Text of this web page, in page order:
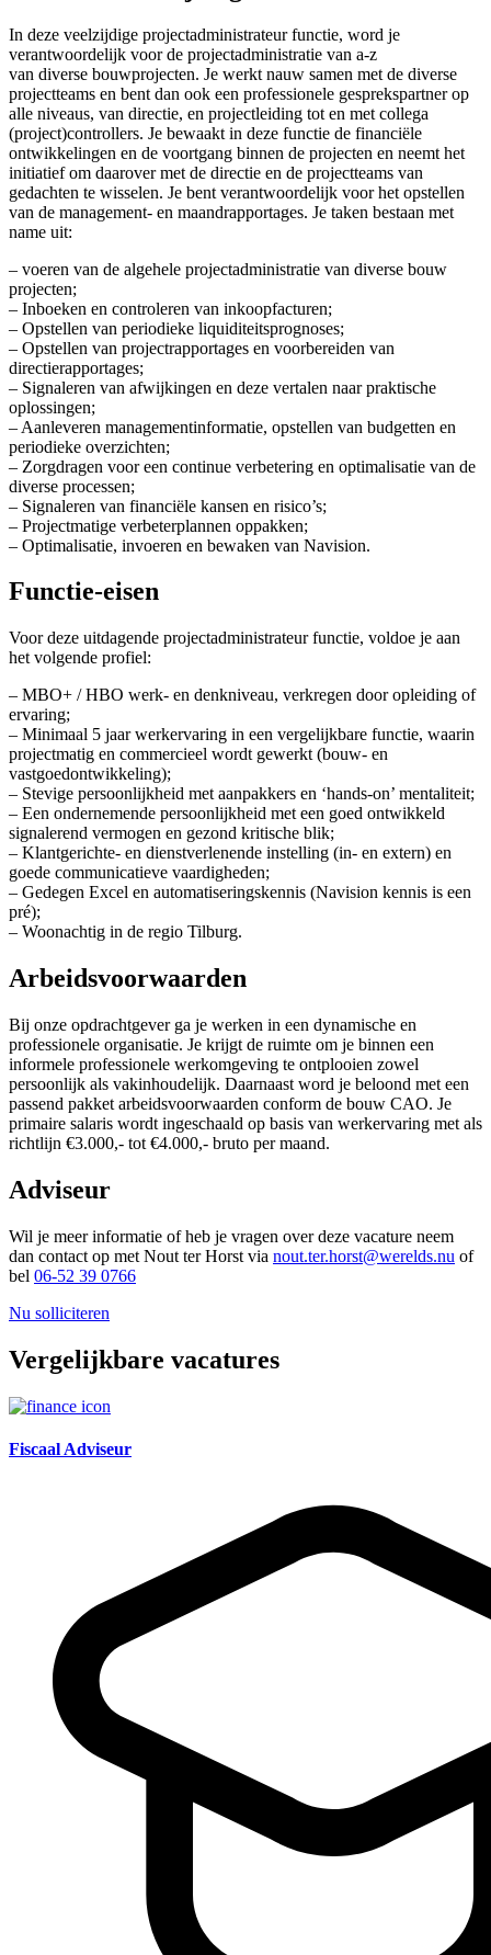
In deze veelzijdige projectadministrateur functie, word je
verantwoordelijk voor de projectadministratie van a-z
van diverse bouwprojecten. Je werkt nauw samen met de diverse
projectteams en bent dan ook een professionele gesprekspartner op
alle niveaus, van directie, en projectleiding tot en met collega
(project)controllers. Je bewaakt in deze functie de financiële
ontwikkelingen en de voortgang binnen de projecten en neemt het
initiatief om daarover met de directie en de projectteams van
gedachten te wisselen. Je bent verantwoordelijk voor het opstellen
van de management- en maandrapportages. Je taken bestaan met
name uit:
– voeren van de algehele projectadministratie van diverse bouw
projecten;
– Inboeken en controleren van inkoopfacturen;
– Opstellen van periodieke liquiditeitsprognoses;
– Opstellen van projectrapportages en voorbereiden van
directierapportages;
– Signaleren van afwijkingen en deze vertalen naar praktische
oplossingen;
– Aanleveren managementinformatie, opstellen van budgetten en
periodieke overzichten;
– Zorgdragen voor een continue verbetering en optimalisatie van de
diverse processen;
– Signaleren van financiële kansen en risico’s;
– Projectmatige verbeterplannen oppakken;
– Optimalisatie, invoeren en bewaken van Navision.
Functie-eisen
Voor deze uitdagende projectadministrateur functie, voldoe je aan
het volgende profiel:
– MBO+ / HBO werk- en denkniveau, verkregen door opleiding of
ervaring;
– Minimaal 5 jaar werkervaring in een vergelijkbare functie, waarin
projectmatig en commercieel wordt gewerkt (bouw- en
vastgoedontwikkeling);
– Stevige persoonlijkheid met aanpakkers en ‘hands-on’ mentaliteit;
– Een ondernemende persoonlijkheid met een goed ontwikkeld
signalerend vermogen en gezond kritische blik;
– Klantgerichte- en dienstverlenende instelling (in- en extern) en
goede communicatieve vaardigheden;
– Gedegen Excel en automatiseringskennis (Navision kennis is een
pré);
– Woonachtig in de regio Tilburg.
Arbeidsvoorwaarden
Bij onze opdrachtgever ga je werken in een dynamische en
professionele organisatie. Je krijgt de ruimte om je binnen een
informele professionele werkomgeving te ontplooien zowel
persoonlijk als vakinhoudelijk. Daarnaast word je beloond met een
passend pakket arbeidsvoorwaarden conform de bouw CAO. Je
primaire salaris wordt ingeschaald op basis van werkervaring met als
richtlijn €3.000,- tot €4.000,- bruto per maand.
Adviseur
Wil je meer informatie of heb je vragen over deze vacature neem
dan contact op met Nout ter Horst via nout.ter.horst@werelds.nu of
bel 06-52 39 0766
Nu solliciteren
Vergelijkbare vacatures
Fiscaal Adviseur